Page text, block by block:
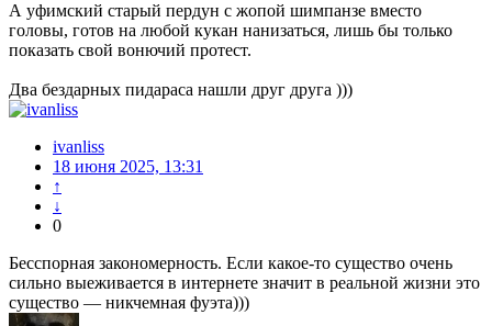
А уфимский старый пердун с жопой шимпанзе вместо
головы, готов на любой кукан нанизаться, лишь бы только
показать свой вонючий протест.
Два бездарных пидараса нашли друг друга )))
ivanliss
18 июня 2025, 13:31
↑
↓
0
Бесспорная закономерность. Если какое-то существо очень
сильно выеживается в интернете значит в реальной жизни это
существо — никчемная фуэта)))